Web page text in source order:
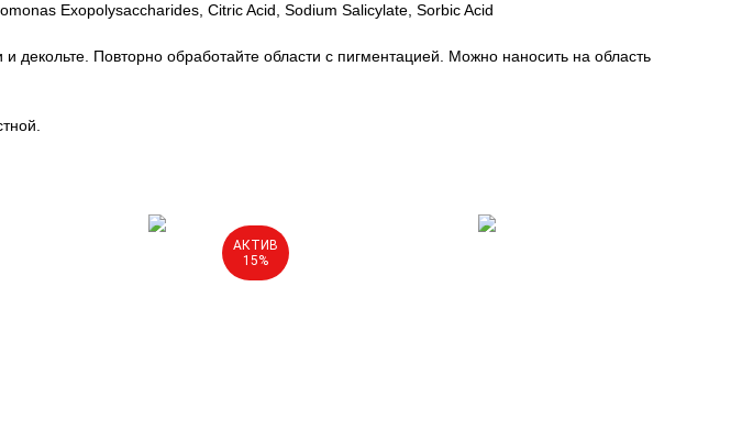
Exopolysaccharides, Citric Acid, Sodium Salicylate, Sorbic Acid
Повторно обработайте области с пигментацией. Можно наносить на область
АКТИВ
15%